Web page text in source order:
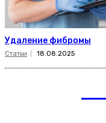
Удаление фибромы
Статьи 18.08.2025